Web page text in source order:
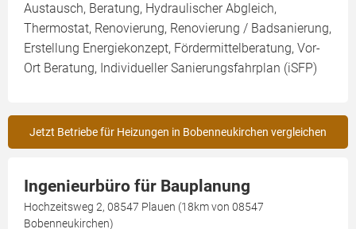
Austausch, Beratung, Hydraulischer Abgleich,
Thermostat, Renovierung, Renovierung / Badsanierung,
Erstellung Energiekonzept, Fördermittelberatung, Vor-
Ort Beratung, Individueller Sanierungsfahrplan (iSFP)
Jetzt Betriebe für Heizungen in Bobenneukirchen vergleichen
Ingenieurbüro für Bauplanung
Hochzeitsweg 2, 08547 Plauen (18km von 08547
Bobenneukirchen)